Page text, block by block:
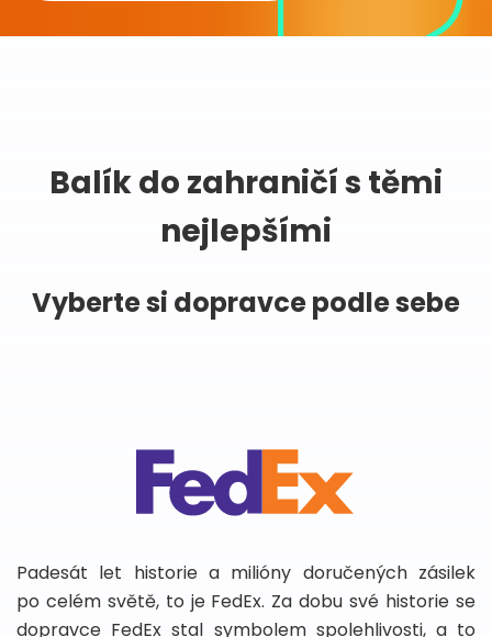
Balík do zahraničí s těmi
nejlepšími
Vyberte si dopravce podle sebe
Padesát let historie a milióny doručených zásilek
po celém světě, to je FedEx. Za dobu své historie se
dopravce FedEx stal symbolem spolehlivosti, a to